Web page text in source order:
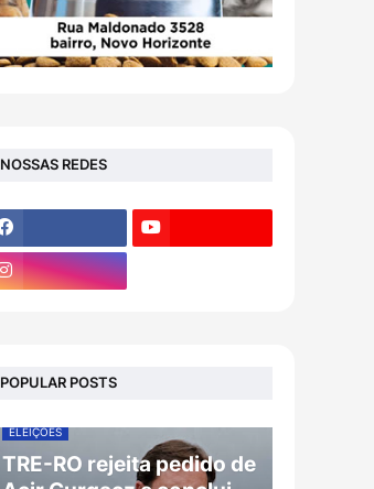
NOSSAS REDES
POPULAR POSTS
ELEIÇÕES
TRE-RO rejeita pedido de